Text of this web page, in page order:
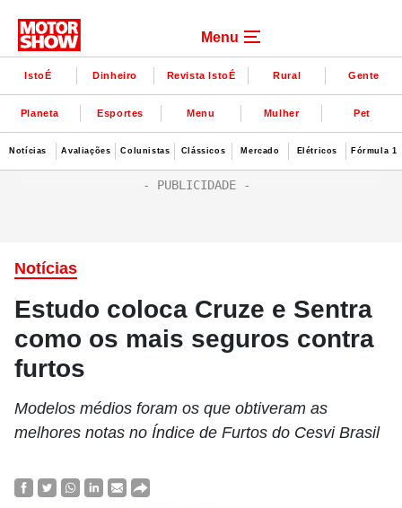
Menu
IstoÉ Dinheiro Revista IstoÉ Rural Gente
Planeta Esportes Menu Mulher Pet
Notícias Avaliações Colunistas Clássicos Mercado Elétricos Fórmula 1
Notícias
Estudo coloca Cruze e Sentra
como os mais seguros contra
furtos
Modelos médios foram os que obtiveram as
melhores notas no Índice de Furtos do Cesvi Brasil